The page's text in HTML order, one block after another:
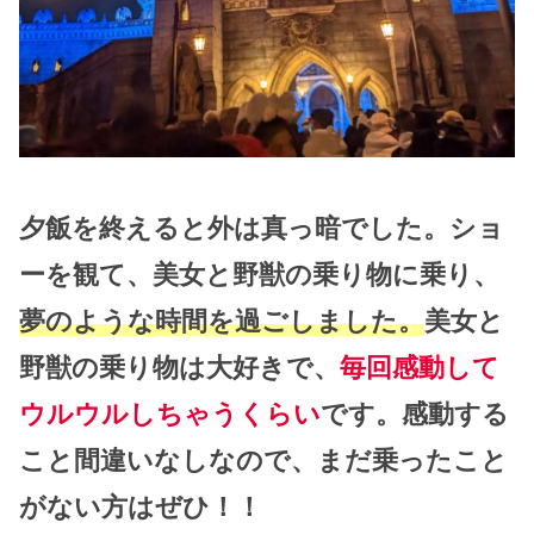
夕飯を終えると外は真っ暗でした。ショ
ーを観て、美女と野獣の乗り物に乗り、
夢のような時間を過ごしました。美女と
野獣の乗り物は大好きで、 毎回感動して
ウルウルしちゃうくらいです。感動する
こと間違いなしなので、まだ乗ったこと
がない方はぜひ！！